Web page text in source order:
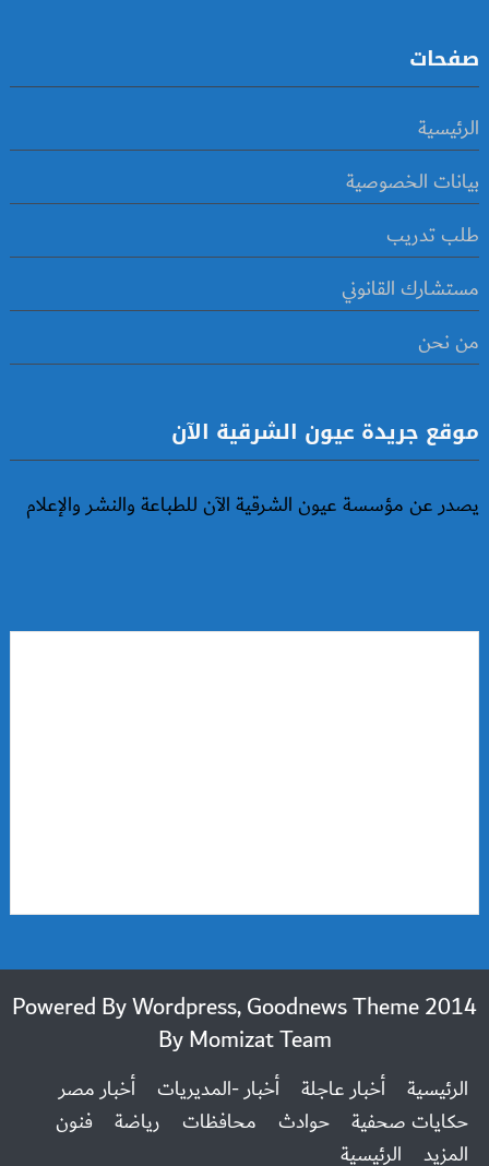
صفحات
الرئيسية
بيانات الخصوصية
طلب تدريب
مستشارك القانوني
من نحن
موقع جريدة عيون الشرقية الآن
يصدر عن مؤسسة عيون الشرقية الآن للطباعة والنشر والإعلام
2014 Powered By Wordpress, Goodnews Theme
ByMomizat Team
الرئيسية أخبار عاجلة أخبار -المديريات
أخبار مصر
حكايات صحفية
حوادث محافظات رياضة
فنون
المزيد
الرئيسية